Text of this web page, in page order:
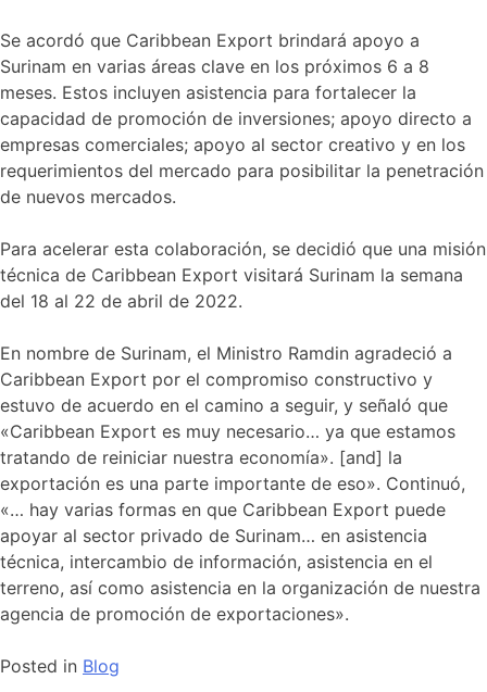
Se acordó que Caribbean Export brindará apoyo a
Surinam en varias áreas clave en los próximos 6 a 8
meses. Estos incluyen asistencia para fortalecer la
capacidad de promoción de inversiones; apoyo directo a
empresas comerciales; apoyo al sector creativo y en los
requerimientos del mercado para posibilitar la penetración
de nuevos mercados.
Para acelerar esta colaboración, se decidió que una misión
técnica de Caribbean Export visitará Surinam la semana
del 18 al 22 de abril de 2022.
En nombre de Surinam, el Ministro Ramdin agradeció a
Caribbean Export por el compromiso constructivo y
estuvo de acuerdo en el camino a seguir, y señaló que
«Caribbean Export es muy necesario… ya que estamos
tratando de reiniciar nuestra economía». [and] la
exportación es una parte importante de eso». Continuó,
«… hay varias formas en que Caribbean Export puede
apoyar al sector privado de Surinam… en asistencia
técnica, intercambio de información, asistencia en el
terreno, así como asistencia en la organización de nuestra
agencia de promoción de exportaciones».
Posted in Blog